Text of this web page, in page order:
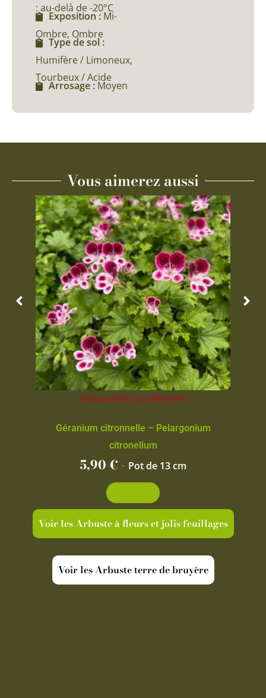
: au-delà de -20°C
Exposition :Mi-
Ombre, Ombre
Type de sol :
Humifère / Limoneux,
Tourbeux / Acide
Arrosage : Moyen
Vous aimerez aussi
Indisponible actuellement
Géranium citronnelle – Pelargonium
citronellum
5,90€ - Pot de 13 cm
Voir les Arbuste à fleurs et jolis feuillages
Voir les Arbuste terre de bruyère